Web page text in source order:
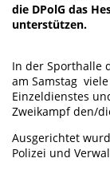
die DPolG das
unterstützen.
In der Sporthalle
am Samstag
Einzeldienstes
Zweikampf den/
Ausgerichtet
Polizei und